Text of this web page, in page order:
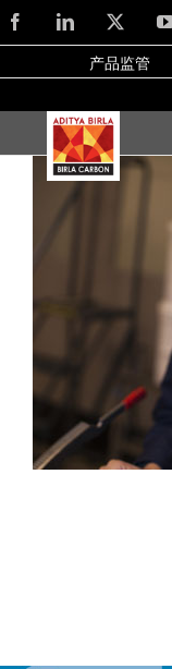
Skip
to
content
FacebookLinkedIn
产品监管